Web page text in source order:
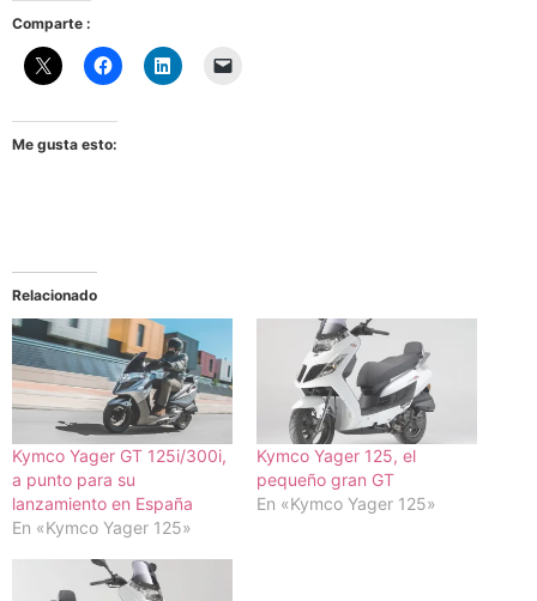
Comparte :
Me gusta esto:
Relacionado
Kymco Yager GT 125i/300i,
a punto para su
lanzamiento en España
En «Kymco Yager 125»
Kymco Yager 125, el
pequeño gran GT
En «Kymco Yager 125»